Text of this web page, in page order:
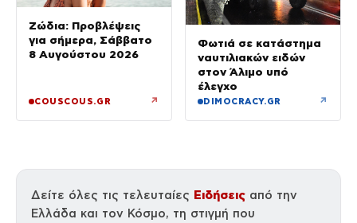
Ζώδια: Προβλέψεις
για σήμερα, Σάββατο
8 Αυγούστου 2026
COUSCOUS.GR ↗
Φωτιά σε κατάστημα
ναυτιλιακών ειδών
στον Άλιμο υπό
έλεγχο
DIMOCRACY.GR ↗
Δείτε όλες τις τελευταίες Ειδήσεις από την
Ελλάδα και τον Κόσμο, τη στιγμή που